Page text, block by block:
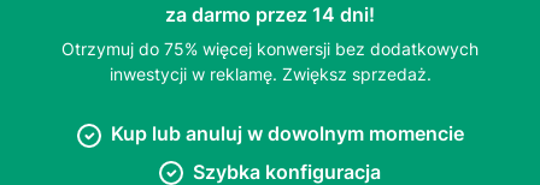
za darmo przez 14 dni!
Otrzymuj do 75% więcej konwersji bez dodatkowych
inwestycji w reklamę. Zwiększ sprzedaż.
Kup lub anuluj w dowolnym momencie
Szybka konfiguracja